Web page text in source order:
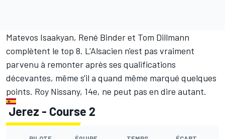
Matevos Isaakyan, René Binder et Tom Dillmann
complètent le top 8. L'Alsacien n'est pas vraiment
parvenu à remonter après ses qualifications
décevantes, même s'il a quand même marqué quelques
points. Roy Nissany, 14e, ne peut pas en dire autant.
Jerez - Course 2